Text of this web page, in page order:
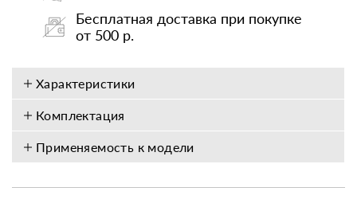
Бесплатная доставка при покупке
от 500 р.
Характеристики
Комплектация
Применяемость к модели